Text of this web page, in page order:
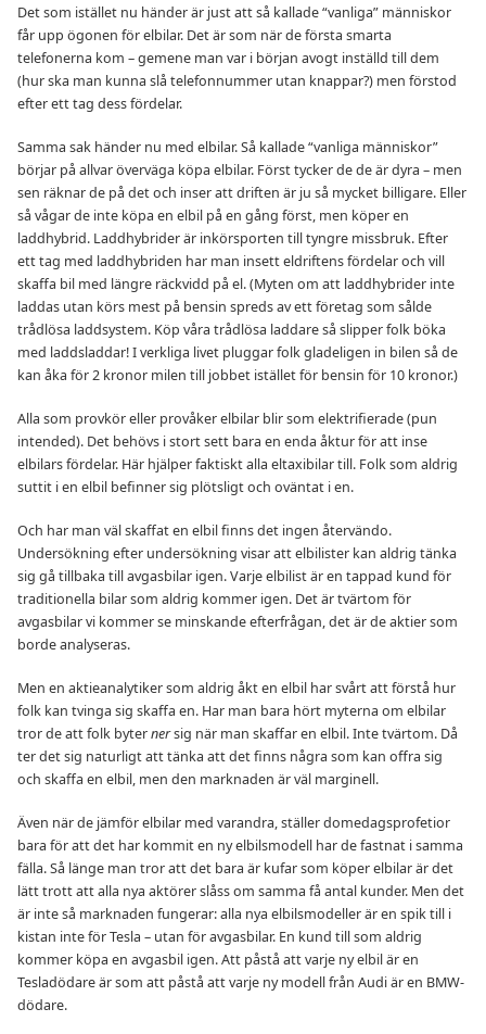
Det som istället nu händer är just att så kallade “vanliga” människor
får upp ögonen för elbilar. Det är som när de första smarta
telefonerna kom – gemene man var i början avogt inställd till dem
(hur ska man kunna slå telefonnummer utan knappar?) men förstod
efter ett tag dess fördelar.
Samma sak händer nu med elbilar. Så kallade “vanliga människor”
börjar på allvar överväga köpa elbilar. Först tycker de de är dyra – men
sen räknar de på det och inser att driften är ju så mycket billigare. Eller
så vågar de inte köpa en elbil på en gång först, men köper en
laddhybrid. Laddhybrider är inkörsporten till tyngre missbruk. Efter
ett tag med laddhybriden har man insett eldriftens fördelar och vill
skaffa bil med längre räckvidd på el. (Myten om att laddhybrider inte
laddas utan körs mest på bensin spreds av ett företag som sålde
trådlösa laddsystem. Köp våra trådlösa laddare så slipper folk böka
med laddsladdar! I verkliga livet pluggar folk gladeligen in bilen så de
kan åka för 2 kronor milen till jobbet istället för bensin för 10 kronor.)
Alla som provkör eller provåker elbilar blir som elektrifierade (pun
intended). Det behövs i stort sett bara en enda åktur för att inse
elbilars fördelar. Här hjälper faktiskt alla eltaxibilar till. Folk som aldrig
suttit i en elbil befinner sig plötsligt och oväntat i en.
Och har man väl skaffat en elbil finns det ingen återvändo.
Undersökning efter undersökning visar att elbilister kan aldrig tänka
sig gå tillbaka till avgasbilar igen. Varje elbilist är en tappad kund för
traditionella bilar som aldrig kommer igen. Det är tvärtom för
avgasbilar vi kommer se minskande efterfrågan, det är de aktier som
borde analyseras.
Men en aktieanalytiker som aldrig åkt en elbil har svårt att förstå hur
folk kan tvinga sig skaffa en. Har man bara hört myterna om elbilar
tror de att folk byternersig när man skaffar en elbil. Inte tvärtom. Då
ter det sig naturligt att tänka att det finns några som kan offra sig
och skaffa en elbil, men den marknaden är väl marginell.
Även när de jämför elbilar med varandra, ställer domedagsprofetior
bara för att det har kommit en ny elbilsmodell har de fastnat i samma
fälla. Så länge man tror att det bara är kufar som köper elbilar är det
lätt trott att alla nya aktörer slåss om samma få antal kunder. Men det
är inte så marknaden fungerar: alla nya elbilsmodeller är en spik till i
kistan inte för Tesla – utan för avgasbilar. En kund till som aldrig
kommer köpa en avgasbil igen. Att påstå att varje ny elbil är en
Tesladödare är som att påstå att varje ny modell från Audi är en BMW-
dödare.